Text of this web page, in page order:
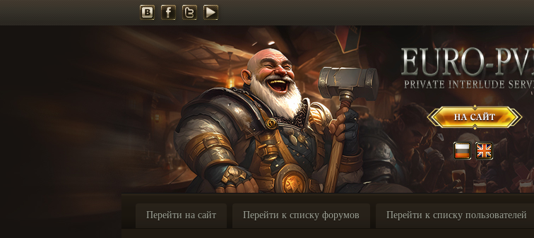
Перейти на сайт Перейти к списку форумов Перейти к списку пользователей